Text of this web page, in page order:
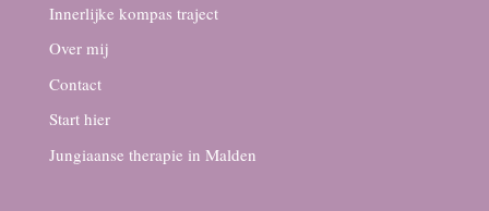
Innerlijke kompas traject
Over mij
Contact
Start hier
Jungiaanse therapie in Malden